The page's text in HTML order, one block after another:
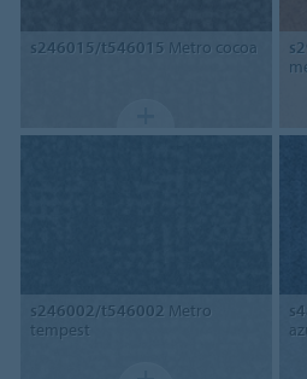
s246015/t546015 Metro cocoa
s246002/t546002 Metro
tempest